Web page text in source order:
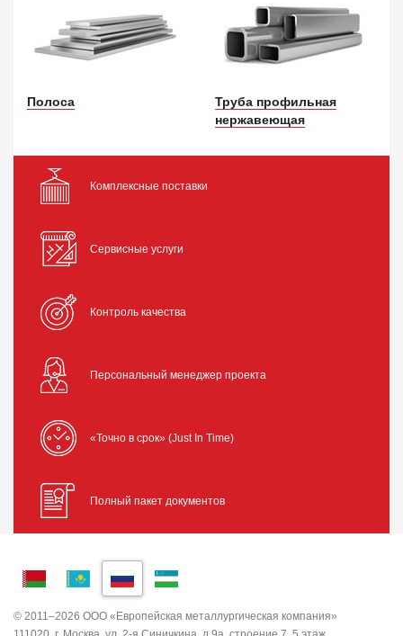
Полоса
Труба профильная
нержавеющая
Комплексные поставки
Сервисные услуги
Контроль качества
Персональный менеджер проекта
«Точно в срок» (Just In Time)
Полный пакет документов
© 2011–2026 ООО «Европейская металлургическая компания»